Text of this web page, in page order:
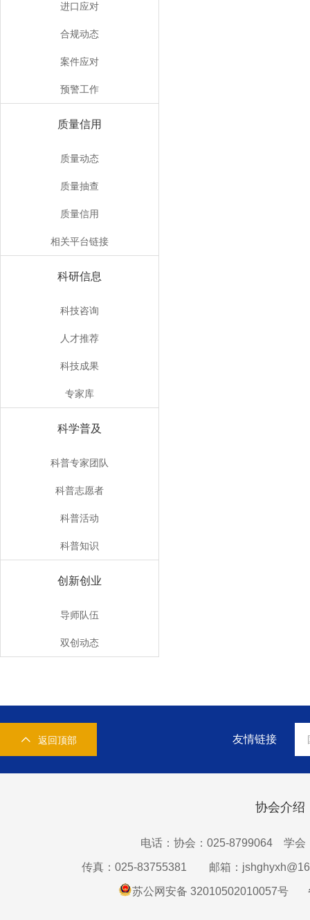
进口应对
合规动态
案件应对
预警工作
质量信用
质量动态
质量抽查
质量信用
相关平台链接
科研信息
科技咨询
人才推荐
科技成果
专家库
科学普及
科普专家团队
科普志愿者
科普活动
科普知识
创新创业
导师队伍
双创动态
返回顶部 友情链接
协会介绍
电话：协会：025-8799064 学会
传真：025-83755381 邮箱：
苏公网安备 32010502010057号